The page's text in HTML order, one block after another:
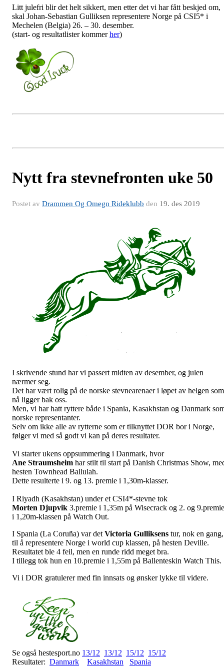
Litt julefri blir det helt sikkert, men etter det vi har fått beskjed om,
skal Johan-Sebastian Gulliksen representere Norge på CSI5* i
Mechelen (Belgia) 26. – 30. desember.
(start- og resultatlister kommerher)
Nytt fra stevnefronten uke 50
Postet av Drammen Og Omegn Rideklubb den 19. des 2019
I skrivende stund har vi passert midten av desember, og julen
nærmer seg.
Det har vært rolig på de norske stevnearenaer i løpet av helgen som
nå ligger bak oss.
Men, vi har hatt ryttere både i Spania, Kasakhstan og Danmark
norske representanter.
Selv om ikke alle av rytterne som er tilknyttet DOR bor i Norge,
følger vi med så godt vi kan på deres resultater.
Vi starter ukens oppsummering i Danmark, hvor
Ane Straumsheim har stilt til start på Danish Christmas Show,
hesten Townhead Ballulah.
Dette resulterte i 9. og 13. premie i 1,30m-klasser.
I Riyadh (Kasakhstan) under et CSI4*-stevne tok
Morten Djupvik 3.premie i 1,35m på Wisecrack og 2. og 9.premie
i 1,20m-klassen på Watch Out.
I Spania (La Coruña) var det Victoria Gulliksens tur, nok en gang,
til å representere Norge i world cup klassen, på hesten Deville.
Resultatet ble 4 feil, men en runde ridd meget bra.
I tillegg tok hun en 10.premie i 1,55m på Ballenteskin Watch This.
Vi i DOR gratulerer med fin innsats og ønsker lykke til videre.
Se også hestesport.no 13/12 13/12 15/12 15/12
Resultater: Danmark Kasakhstan Spania